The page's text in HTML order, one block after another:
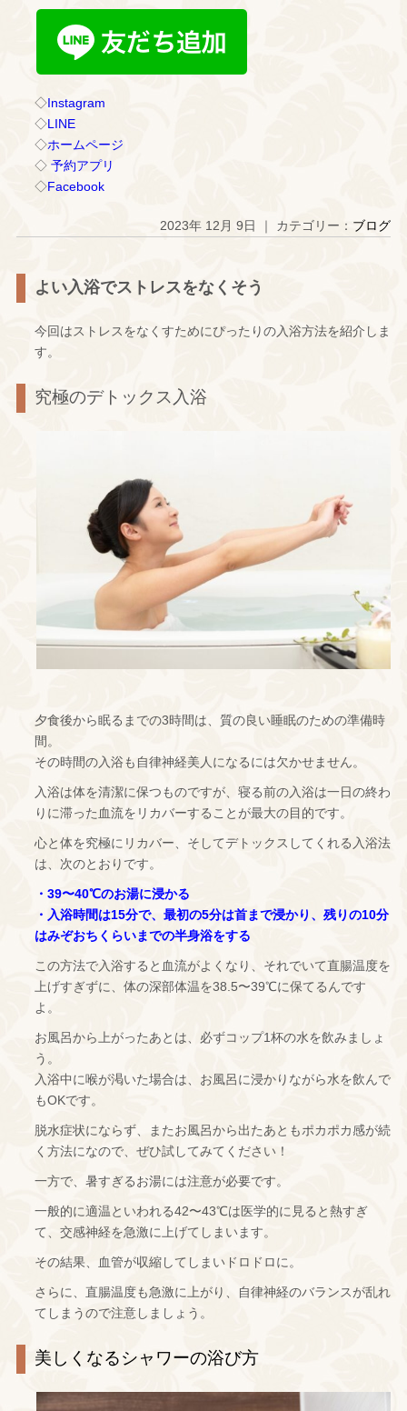
◇Instagram
◇LINE
◇ホームページ
◇ 予約アプリ
◇Facebook
2023年 12月 9日 ｜ カテゴリー： ブログ
よい入浴でストレスをなくそう
今回はストレスをなくすためにぴったりの入浴方法を紹介しま
す。
究極のデトックス入浴
夕食後から眠るまでの3時間は、質の良い睡眠のための準備時
間。
その時間の入浴も自律神経美人になるには欠かせません。
入浴は体を清潔に保つものですが、寝る前の入浴は一日の終わ
りに滞った血流をリカバーすることが最大の目的です。
心と体を究極にリカバー、そしてデトックスしてくれる入浴法
は、次のとおりです。
・39〜40℃のお湯に浸かる
・入浴時間は15分で、最初の5分は首まで浸かり、残りの10分
はみぞおちくらいまでの半身浴をする
この方法で入浴すると血流がよくなり、それでいて直腸温度を
上げすぎずに、体の深部体温を38.5〜39℃に保てるんです
よ。
お風呂から上がったあとは、必ずコップ1杯の水を飲みましょ
う。
入浴中に喉が渇いた場合は、お風呂に浸かりながら水を飲んで
もOKです。
脱水症状にならず、またお風呂から出たあともポカポカ感が続
く方法になので、ぜひ試してみてください！
一方で、暑すぎるお湯には注意が必要です。
一般的に適温といわれる42〜43℃は医学的に見ると熱すぎ
て、交感神経を急激に上げてしまいます。
その結果、血管が収縮してしまいドロドロに。
さらに、直腸温度も急激に上がり、自律神経のバランスが乱れ
てしまうので注意しましょう。
美しくなるシャワーの浴び方